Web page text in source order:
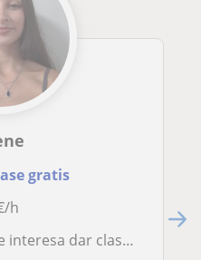
gratis
h
a niños de primaria y la ESO